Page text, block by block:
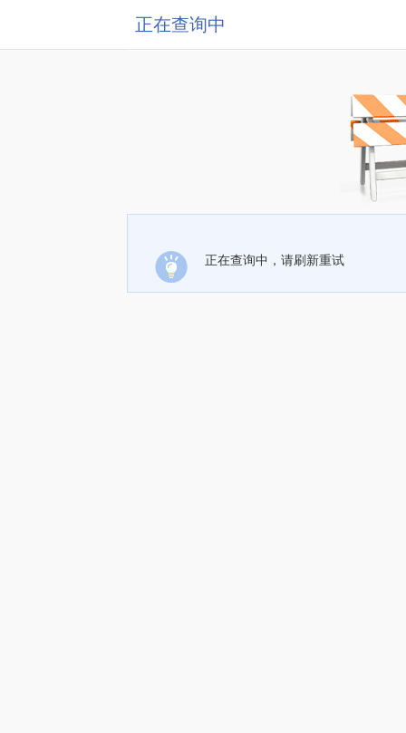
正在查询中
正在查询中，请刷新重试